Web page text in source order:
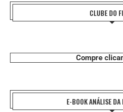
CLUBE DO
Compre
E-BOOK ANÁLISE